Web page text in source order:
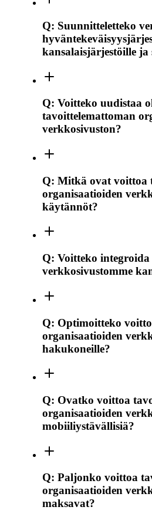
Q: Suunnitteletteko
kansalaisjärjestöille ja
Q: Voitteko uudistaa
tavoittelemattoman
verkkosivuston?
Q: Mitkä ovat voittoa
organisaatioiden
käytännöt?
Q: Voitteko
verkkosivustomme
Q: Optimoitteko
organisaatioiden
hakukoneille?
Q: Ovatko voittoa
organisaatioiden
mobiiliystävällisiä?
Q: Paljonko voittoa
organisaatioiden
maksavat?